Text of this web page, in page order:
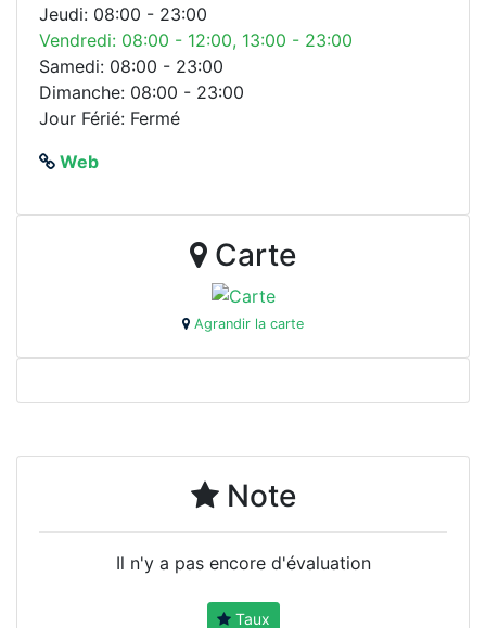
Jeudi: 08:00 - 23:00
Vendredi: 08:00 - 12:00, 13:00 - 23:00
Samedi: 08:00 - 23:00
Dimanche: 08:00 - 23:00
Jour Férié: Fermé
Web
Carte
Agrandir la carte
Note
Il n'y a pas encore d'évaluation
Taux